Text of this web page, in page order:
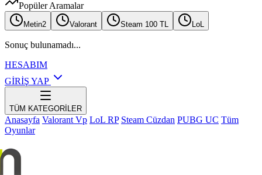
Popüler Aramalar
Metin2 Valorant Steam 100 TL LoL
Sonuç bulunamadı...
HESABIM
GİRİŞ YAP
TÜM KATEGORİLER
Anasayfa Valorant Vp LoL RP Steam Cüzdan PUBG UC Tüm
Oyunlar